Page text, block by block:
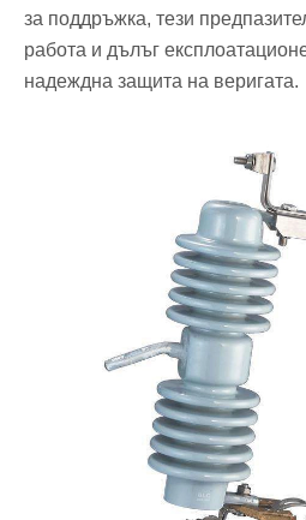
за поддръжка, тези
работа и дълъг
надеждна защита на веригата.